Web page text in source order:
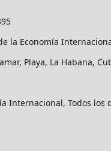
la Economía
Playa, La Habana,
Internacional, Todos los